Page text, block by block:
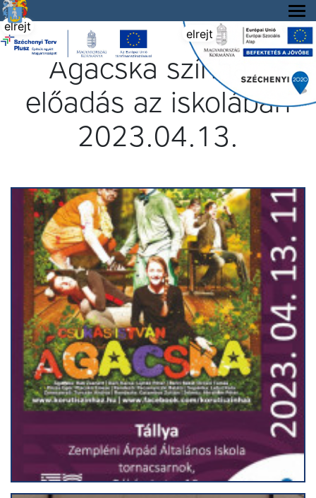
Tállya Község honlapja
elrejt
elrejt
Ágacska színházi
előadás az iskolában
2023.04.13.